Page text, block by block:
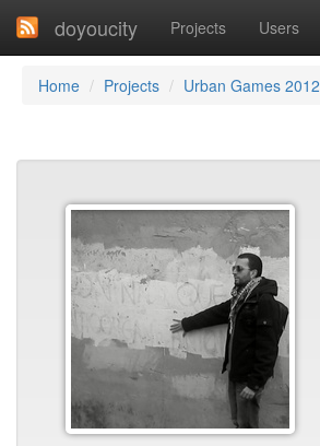
doyoucity Projects Users
Home Projects Urban Games 2012